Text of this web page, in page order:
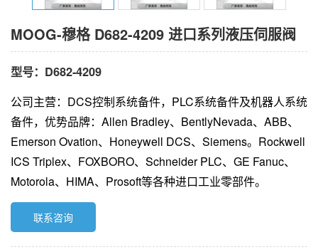
MOOG-穆格 D682-4209 进口系列液压伺服阀
型号：D682-4209
公司主营：DCS控制系统备件，PLC系统备件及机器人系统
备件，优势品牌：Allen Bradley、BentlyNevada、ABB、
Emerson Ovation、Honeywell DCS、Siemens。Rockwell
ICS Triplex、FOXBORO、Schneider PLC、GE Fanuc、
Motorola、HIMA、Prosoft等各种进口工业零部件。
联系咨询